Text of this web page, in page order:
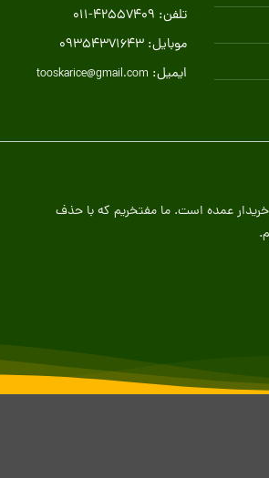
تلفن: 42557409-011
موبایل: 09354371643
ایمیل: tooskarice@gmail.com
خریدار عمده است. ما مفتخریم که با حذف